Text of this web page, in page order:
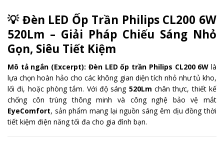
💡Đèn LED Ốp Trần Philips CL200 6W
520Lm – Giải Pháp Chiếu Sáng Nhỏ
Gọn, Siêu Tiết Kiệm
Mô tả ngắn (Excerpt): Đèn LED ốp trần Philips CL200 6W là
lựa chọn hoàn hảo cho các không gian diện tích nhỏ như tủ kho,
lối đi, hoặc phòng tắm. Với độ sáng 520Lm chân thực, thiết kế
chống côn trùng thông minh và công nghệ bảo vệ mắt
EyeComfort, sản phẩm mang lại nguồn sáng êm dịu đồng thời
tiết kiệm điện năng tối đa cho gia đình bạn.